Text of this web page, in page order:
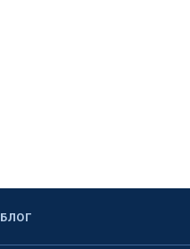
БЛОГ